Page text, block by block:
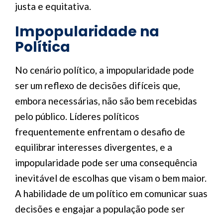
justa e equitativa.
Impopularidade na
Política
No cenário político, a impopularidade pode
ser um reflexo de decisões difíceis que,
embora necessárias, não são bem recebidas
pelo público. Líderes políticos
frequentemente enfrentam o desafio de
equilibrar interesses divergentes, e a
impopularidade pode ser uma consequência
inevitável de escolhas que visam o bem maior.
A habilidade de um político em comunicar suas
decisões e engajar a população pode ser